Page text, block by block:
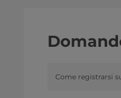
Come registrarsi